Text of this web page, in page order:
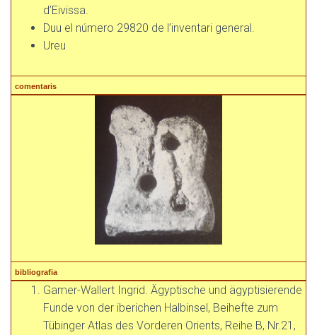
d’Eivissa.
Duu el número 29820 de l’inventari general.
Ureu
comentaris
bibliografia
Gamer-Wallert Ingrid. Ägyptische und ägyptisierende
Funde von der iberichen Halbinsel, Beihefte zum
Tübinger Atlas des Vorderen Orients, Reihe B, Nr.21,